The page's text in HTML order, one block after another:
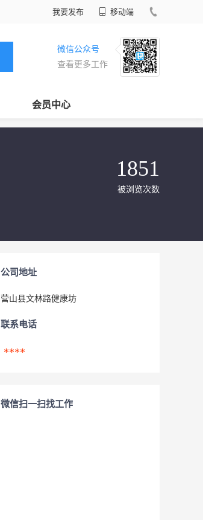
我要发布 移动端
微信公众号
查看更多工作
会员中心
1851
被浏览次数
公司地址
营山县文林路健康坊
联系电话
****
微信扫一扫找工作